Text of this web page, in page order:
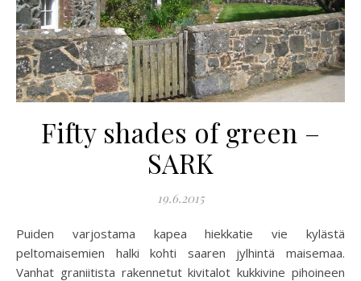
Fifty shades of green –
SARK
19.6.2015
Puiden varjostama kapea hiekkatie vie kylästä
peltomaisemien halki kohti saaren jylhintä maisemaa.
Vanhat graniitista rakennetut kivitalot kukkivine pihoineen